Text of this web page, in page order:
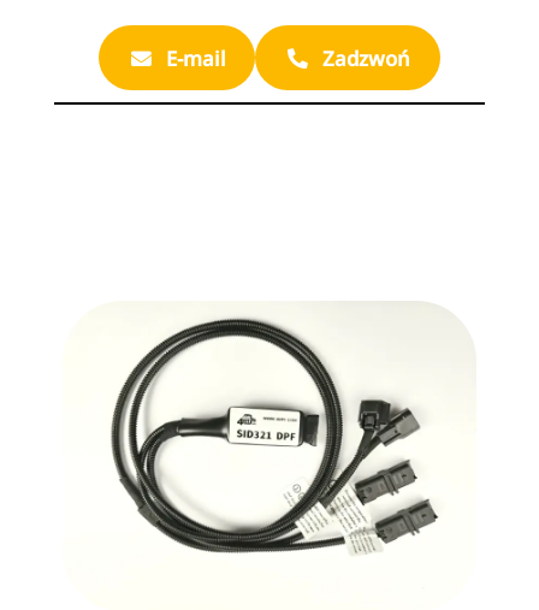
E-mail Zadzwoń